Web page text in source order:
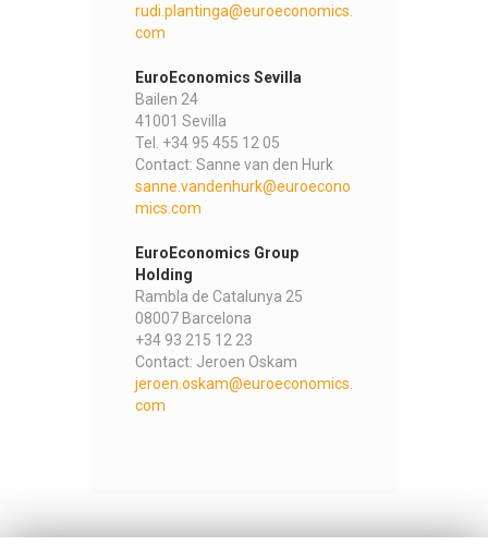
rudi.plantinga@euroeconomics.
com
EuroEconomics Sevilla
Bailen 24
41001 Sevilla
Tel. +34 95 455 12 05
Contact: Sanne van den Hurk
sanne.vandenhurk@euroecono
mics.com
EuroEconomics Group
Holding
Rambla de Catalunya 25
08007 Barcelona
+34 93 215 12 23
Contact: Jeroen Oskam
jeroen.oskam@euroeconomics.
com